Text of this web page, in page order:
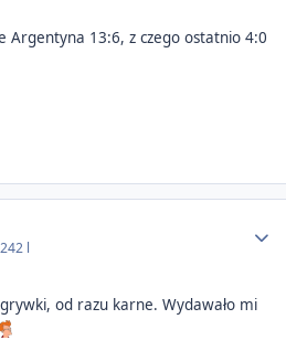
Argentyna 13:6, z czego ostatnio 4:0
2 l
od razu karne. Wydawało mi